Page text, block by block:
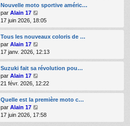
r
e
s
s
g
e
r
n
r
m
e
s
s
a
g
e
r
l
e
d
r
n
r
m
e
s
s
a
g
Nouvelle moto sportive améric…
par Alain 17
o
i
r
e
d
e
n
r
e
17 juin 2026, 18:05
Tous les nouveaux coloris de …
par Alain 17
o
i
r
e
d
n
17 janv. 2026, 12:13
Suzuki fait sa révolution pou…
par Alain 17
o
i
r
e
d
21 févr. 2026, 12:22
Quelle est la première moto c…
par Alain 17
o
i
17 juin 2026, 17:58